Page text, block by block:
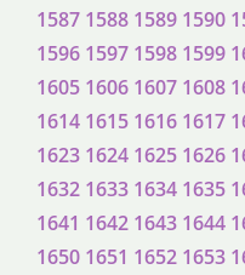
1587 1588 1589 1590
1596 1597 1598 1599
1605 1606 1607 1608
1614 1615 1616 1617
1623 1624 1625 1626
1632 1633 1634 1635
1641 1642 1643 1644
1650 1651 1652 1653